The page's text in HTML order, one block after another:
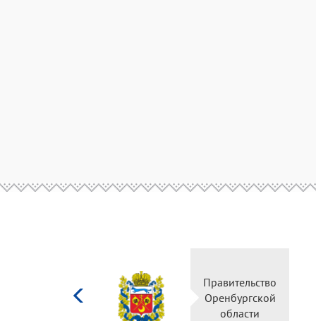
культуры
Российской
Правительство
Оренбургской
области